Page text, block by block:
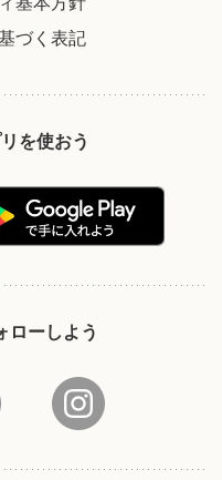
づく表記
を使おう
ローしよう